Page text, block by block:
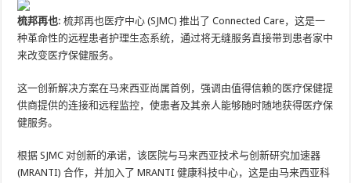
梳邦再也: 梳邦再也医疗中心 (SJMC) 推出了 Connected Care，这是一
种革命性的远程患者护理生态系统，通过将无缝服务直接带到患者家中
来改变医疗保健服务。
这一创新解决方案在马来西亚尚属首例，强调由值得信赖的医疗保健提
供商提供的连接和远程监控，使患者及其亲人能够随时随地获得医疗保
健服务。
根据 SJMC 对创新的承诺，该医院与马来西亚技术与创新研究加速器
(MRANTI) 合作，并加入了 MRANTI 健康科技中心，这是由马来西亚科